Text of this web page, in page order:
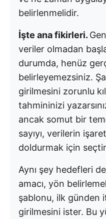
belirlenmelidir.
İşte ana fikirleri.
veriler olmadan
durumda, henüz
belirleyemezsiniz.
girilmesini zorunlu
tahmininizi
ancak somut bir
sayıyı, verilerin
doldurmak için
Aynı şey hedefleri
amacı, yön
şablonu, ilk günden
girilmesini ister. Bu